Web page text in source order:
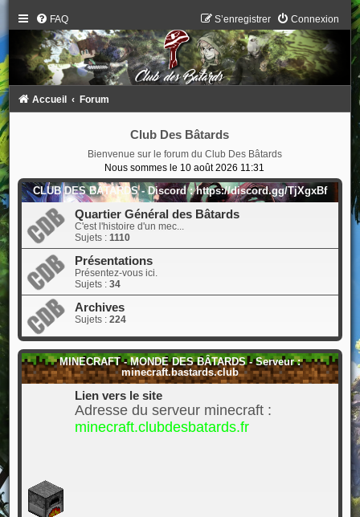
FAQ Connexion
S’enregistrer
Accueil Forum
Club Des Bâtards
Bienvenue sur le forum du Club Des Bâtards
Nous sommes le 10 août 2026 11:31
CLUB DES BÂTARDS - Discord : https://discord.gg/TjXgxBf
Quartier Général des Bâtards
C'est l'histoire d'un mec...
Sujets : 1110
Présentations
Présentez-vous ici.
Sujets : 34
Archives
Sujets : 224
MINECRAFT - MONDE DES BÂTARDS - Serveur :
minecraft.bastards.club
Lien vers le site
Adresse du serveur minecraft :
minecraft.clubdesbatards.fr